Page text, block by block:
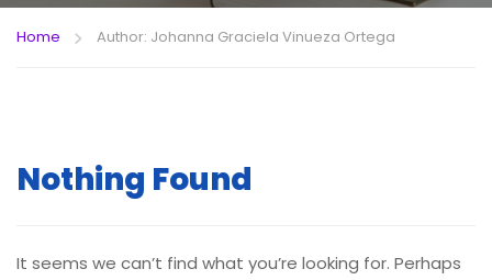
Home Author: Johanna Graciela Vinueza Ortega
Nothing Found
It seems we can’t find what you’re looking for. Perhaps